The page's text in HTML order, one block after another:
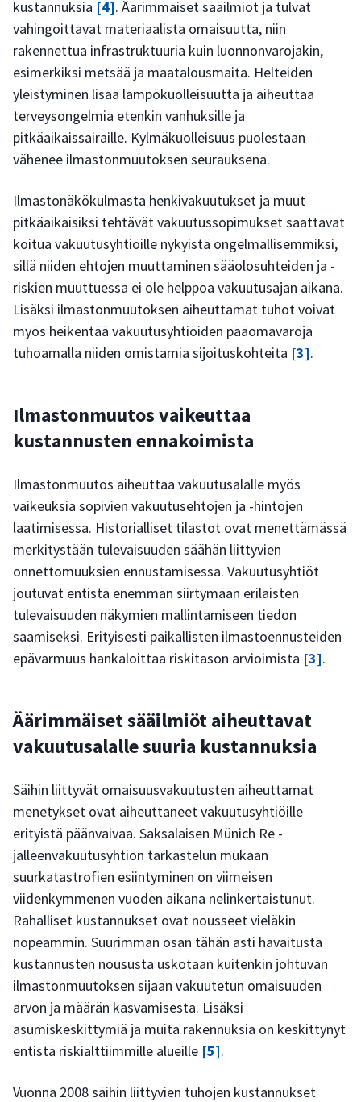
kustannuksia [4]. Äärimmäiset sääilmiöt ja tulvat
vahingoittavat materiaalista omaisuutta, niin
rakennettua infrastruktuuria kuin luonnonvarojakin,
esimerkiksi metsää ja maatalousmaita. Helteiden
yleistyminen lisää lämpökuolleisuutta ja aiheuttaa
terveysongelmia etenkin vanhuksille ja
pitkäaikaissairaille. Kylmäkuolleisuus puolestaan
vähenee ilmastonmuutoksen seurauksena.
Ilmastonäkökulmasta henkivakuutukset ja muut
pitkäaikaisiksi tehtävät vakuutussopimukset saattavat
koitua vakuutusyhtiöille nykyistä ongelmallisemmiksi,
sillä niiden ehtojen muuttaminen sääolosuhteiden ja -
riskien muuttuessa ei ole helppoa vakuutusajan aikana.
Lisäksi ilmastonmuutoksen aiheuttamat tuhot voivat
myös heikentää vakuutusyhtiöiden pääomavaroja
tuhoamalla niiden omistamia sijoituskohteita [3].
Ilmastonmuutos vaikeuttaa
kustannusten ennakoimista
Ilmastonmuutos aiheuttaa vakuutusalalle myös
vaikeuksia sopivien vakuutusehtojen ja -hintojen
laatimisessa. Historialliset tilastot ovat menettämässä
merkitystään tulevaisuuden säähän liittyvien
onnettomuuksien ennustamisessa. Vakuutusyhtiöt
joutuvat entistä enemmän siirtymään erilaisten
tulevaisuuden näkymien mallintamiseen tiedon
saamiseksi. Erityisesti paikallisten ilmastoennusteiden
epävarmuus hankaloittaa riskitason arvioimista [3].
Äärimmäiset sääilmiöt aiheuttavat
vakuutusalalle suuria kustannuksia
Säihin liittyvät omaisuusvakuutusten aiheuttamat
menetykset ovat aiheuttaneet vakuutusyhtiöille
erityistä päänvaivaa. Saksalaisen Münich Re -
jälleenvakuutusyhtiön tarkastelun mukaan
suurkatastrofien esiintyminen on viimeisen
viidenkymmenen vuoden aikana nelinkertaistunut.
Rahalliset kustannukset ovat nousseet vieläkin
nopeammin. Suurimman osan tähän asti havaitusta
kustannusten noususta uskotaan kuitenkin johtuvan
ilmastonmuutoksen sijaan vakuutetun omaisuuden
arvon ja määrän kasvamisesta. Lisäksi
asumiskeskittymiä ja muita rakennuksia on keskittynyt
entistä riskialttiimmille alueille [5].
Vuonna 2008 säihin liittyvien tuhojen kustannukset